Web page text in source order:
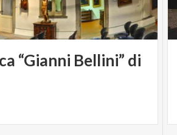
“Gianni Bellini” di